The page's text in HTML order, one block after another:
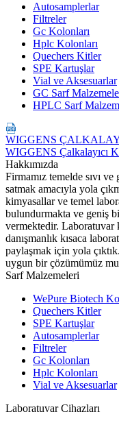
Autosamplerlar
Filtreler
Gc Kolonları
Hplc Kolonları
Quechers Kitler
SPE Kartuşlar
Vial ve Aksesuarlar
GC Sarf
HPLC Sarf
WIGGENS
WIGGENS Çalkalayıcı
Hakkımızda
Firmamız temelde sıvı
satmak amacıyla yola
kimyasallar ve temel
bulundurmakta ve geniş
vermektedir. Laboratuvar
danışmanlık kısaca
paylaşmak için yola
uygun bir çözümümüz
Sarf Malzemeleri
WePure Biotech
Quechers Kitler
SPE Kartuşlar
Autosamplerlar
Filtreler
Gc Kolonları
Hplc Kolonları
Vial ve Aksesuarlar
Laboratuvar Cihazları